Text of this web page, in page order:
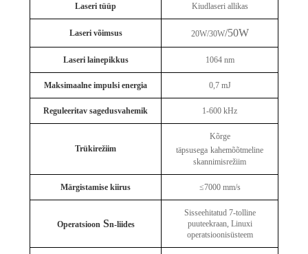
Laseri tüüp Kiudlaseri allikas
Laseri võimsus 20W/30W/50W
Laseri lainepikkus 1064 nm
Maksimaalne impulsi energia 0,7 mJ
Reguleeritav sagedusvahemik 1-600 kHz
Trükirežiim
Kõrge
täpsusega kahemõõtmeline
skannimisrežiim
Märgistamise kiirus ≤7000 mm/s
Operatsioon Sn-liides
Sisseehitatud 7-tolline
puuteekraan, Linuxi
operatsioonisüsteem